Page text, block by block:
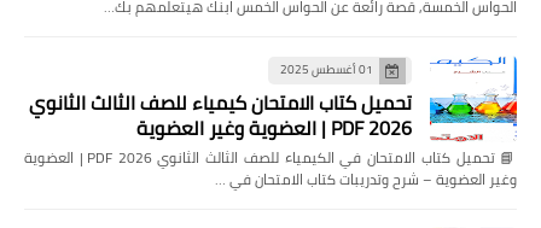
الحواس الخمسة, قصة رائعة عن الحواس الخمس ابنك هيتعلمهم بك…
01 أغسطس 2025
تحميل كتاب الامتحان كيمياء للصف الثالث الثانوي
2026 PDF | العضوية وغير العضوية
📘 تحميل كتاب الامتحان في الكيمياء للصف الثالث الثانوي 2026 PDF | العضوية
وغير العضوية – شرح وتدريبات كتاب الامتحان في …